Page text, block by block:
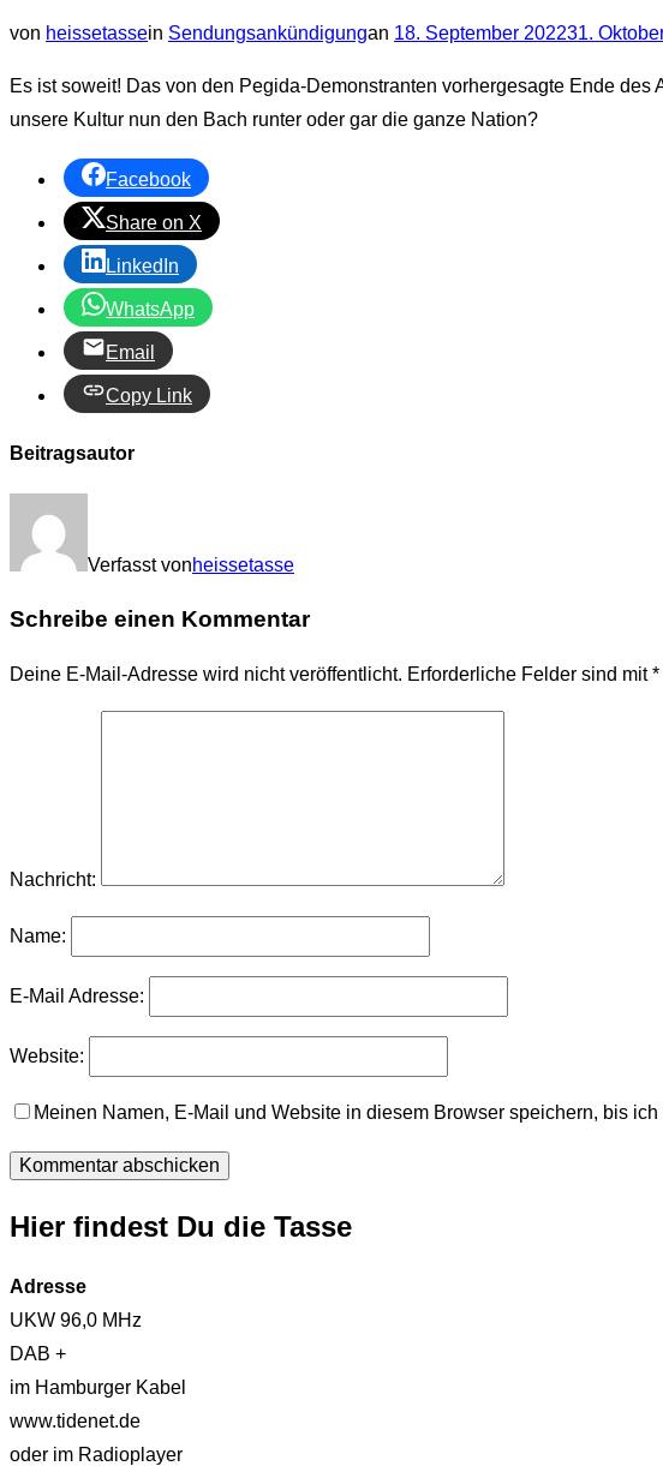
umschalten
von heissetassein Sendungsankündigungan Veröffentlicht
18. September 202231.
Es ist soweit! Das von den Pegida-Demonstranten vorhergesagte Ende
unsere Kultur nun den Bach runter oder gar die ganze Nation?
Facebook
Share on X
LinkedIn
WhatsApp
Email
Copy Link
Beitragsautor
Verfasst vonheissetasse
Schreibe einen Kommentar
Deine E-Mail-Adresse wird nicht veröffentlicht. Erforderliche Felder sind mit*
Nachricht:
Name:
E-Mail Adresse:
Website:
Meinen Namen, E-Mail und Website in diesem Browser speichern, bis
Hier findest Du die Tasse
Adresse
UKW 96,0 MHz
DAB +
im Hamburger Kabel
www.tidenet.de
oder im Radioplayer